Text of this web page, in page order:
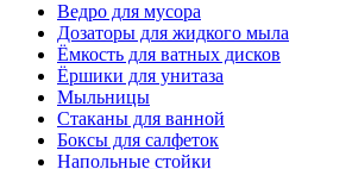
Ведро для мусора
Дозаторы для жидкого мыла
Ёмкость для ватных дисков
Ёршики для унитаза
Мыльницы
Стаканы для ванной
Боксы для салфеток
Напольные стойки